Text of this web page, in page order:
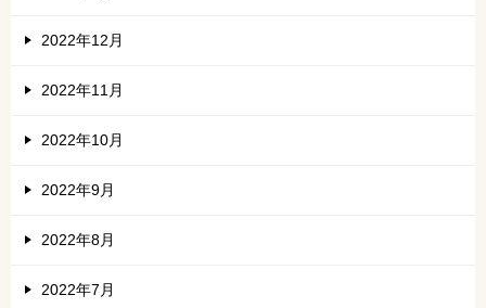
2022年12月
2022年11月
2022年10月
2022年9月
2022年8月
2022年7月